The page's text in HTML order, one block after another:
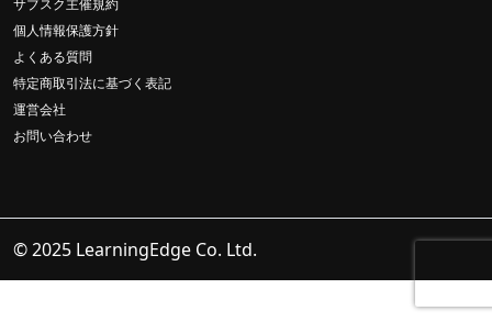
サブスク主催規約
個人情報保護方針
よくある質問
特定商取引法に基づく表記
運営会社
お問い合わせ
© 2025 LearningEdge Co. Ltd.